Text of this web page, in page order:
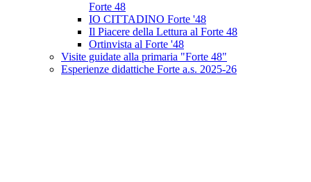
Forte 48
IO CITTADINO Forte '48
Il Piacere della Lettura al Forte 48
Ortinvista al Forte '48
Visite guidate alla primaria "Forte 48"
Esperienze didattiche Forte a.s. 2025-26